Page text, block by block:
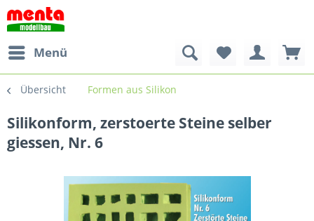
Menü
Übersicht Formen aus Silikon
Silikonform, zerstoerte Steine selber
giessen, Nr. 6